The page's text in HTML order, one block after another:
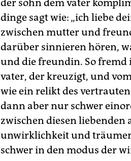
der sohn dem vater
dinge sagt wie: „ich liebe
zwischen mutter und
darüber sinnieren hören,
und die freundin. So fremd
vater, der kreuzigt, und
wie ein relikt des
dann aber nur schwer
zwischen diesen liebenden
unwirklichkeit und
schwer in den modus der